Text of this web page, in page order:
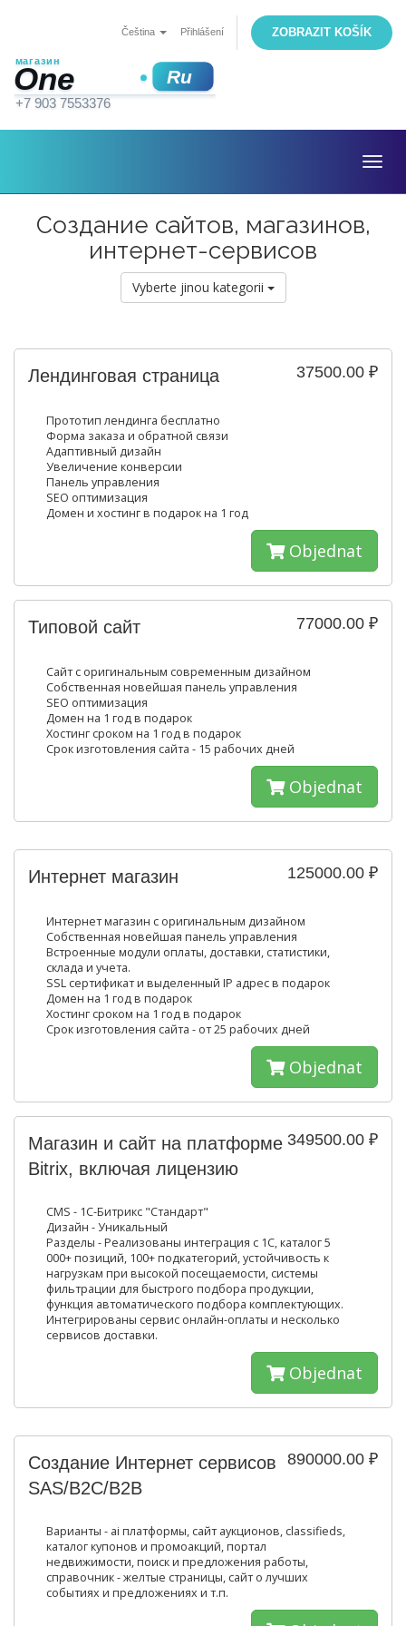
Čeština Přihlášení ZOBRAZIT KOŠÍK
Создание сайтов, магазинов,
интернет-сервисов
Vyberte jinou kategorii
37500.00 ₽
Лендинговая страница
Прототип лендинга бесплатно
Форма заказа и обратной связи
Адаптивный дизайн
Увеличение конверсии
Панель управления
SEO оптимизация
Домен и хостинг в подарок на 1 год
Objednat
77000.00 ₽
Типовой сайт
Сайт с оригинальным современным дизайном
Собственная новейшая панель управления
SEO оптимизация
Домен на 1 год в подарок
Хостинг сроком на 1 год в подарок
Срок изготовления сайта - 15 рабочих дней
Objednat
125000.00 ₽
Интернет магазин
Интернет магазин с оригинальным дизайном
Собственная новейшая панель управления
Встроенные модули оплаты, доставки, статистики,
склада и учета.
SSL сертификат и выделенный IP адрес в подарок
Домен на 1 год в подарок
Хостинг сроком на 1 год в подарок
Срок изготовления сайта - от 25 рабочих дней
Objednat
349500.00 ₽
Магазин и сайт на платформе
Bitrix, включая лицензию
CMS - 1С-Битрикс "Стандарт"
Дизайн - Уникальный
Разделы - Реализованы интеграция с 1С, каталог 5
000+ позиций, 100+ подкатегорий, устойчивость к
нагрузкам при высокой посещаемости, системы
фильтрации для быстрого подбора продукции,
функция автоматического подбора комплектующих.
Интегрированы сервис онлайн-оплаты и несколько
сервисов доставки.
Objednat
890000.00 ₽
Создание Интернет сервисов
SAS/B2C/B2B
Варианты - ai платформы, сайт аукционов, classifieds,
каталог купонов и промоакций, портал
недвижимости, поиск и предложения работы,
справочник - желтые страницы, сайт о лучших
событиях и предложениях и т.п.